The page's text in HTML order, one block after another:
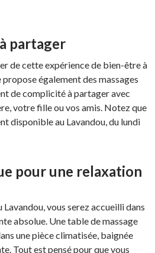
partager
de cette expérience de bien-être à
également des massages
de complicité à partager avec
votre fille ou vos amis. Notez que
disponible au Lavandou, du lundi
pour une relaxation
vous serez accueilli dans
absolue. Une table de massage
une pièce climatisée, baignée
Tout est pensé pour que vous